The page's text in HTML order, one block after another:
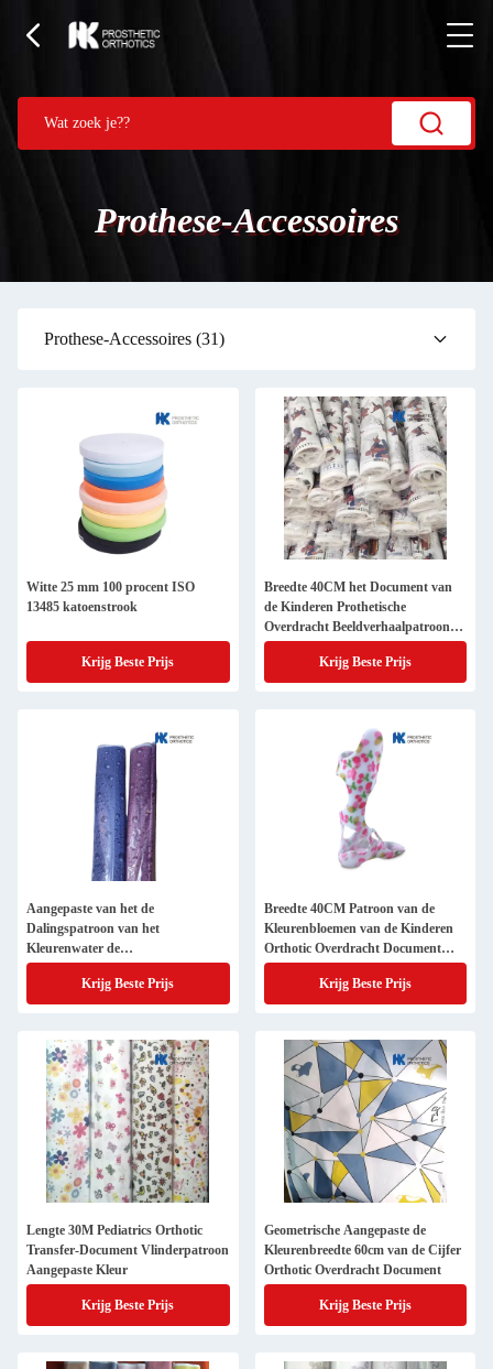
Prothese-Accessoires
Prothese-Accessoires (31)
Witte 25 mm 100 procent ISO
13485 katoenstrook
Krijg Beste Prijs
Breedte 40CM het Document van
de Kinderen Prothetische
Overdracht Beeldverhaalpatroon
Aangepaste Kleur
Krijg Beste Prijs
Aangepaste van het de
Dalingspatroon van het
Kleurenwater de
Overdrachtdocument Orthotic
Breedte 60cmKrijg Beste Prijs
Breedte 40CM Patroon van de
Kleurenbloemen van de Kinderen
Orthotic Overdracht Document
Aangepaste
Krijg Beste Prijs
Lengte 30M Pediatrics Orthotic
Transfer-Document Vlinderpatroon
Aangepaste Kleur
Krijg Beste Prijs
Geometrische Aangepaste de
Kleurenbreedte 60cm van de Cijfer
Orthotic Overdracht Document
Krijg Beste Prijs